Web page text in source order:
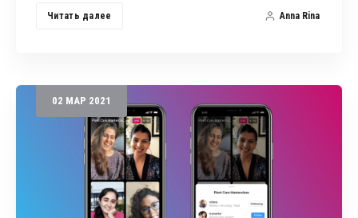
Читать далее Anna Rina
02 МАР 2021